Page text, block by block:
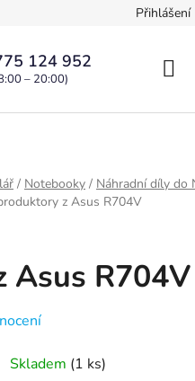
Přihlášení
124 952
– 20:00)
/ Notebooky / Náhradní díly do
z Asus R704V
Asus R704V
Skladem (1 ks)